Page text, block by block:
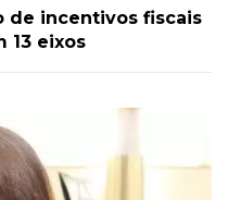
de incentivos fiscais
13 eixos